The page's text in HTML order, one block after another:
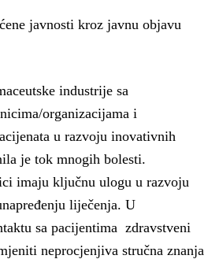
javnosti kroz javnu objavu
industrije sa
organizacijama i
u razvoju inovativnih
je tok mnogih bolesti.
imaju ključnu ulogu u razvoju
liječenja. U
sa pacijentima zdravstveni
neprocjenjiva stručna znanja